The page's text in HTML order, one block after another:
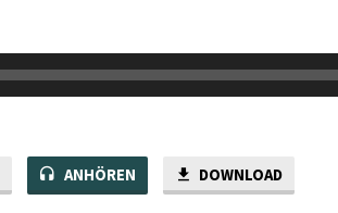
ANHÖREN DOWNLOAD